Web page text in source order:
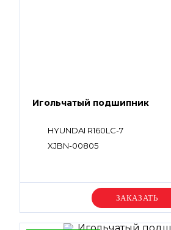
Игольчатый подшипник
HYUNDAI R160LC-7
XJBN-00805
Уточняйте цену